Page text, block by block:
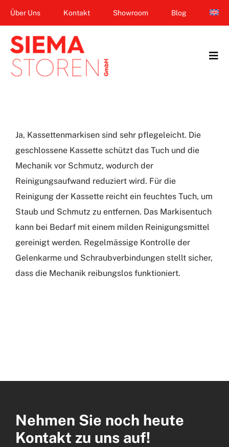
Zum
springen
Über Uns Kontakt Showroom Blog
Balkon & Loggia
Dienstleistungen
Ja, Kassettenmarkisen sind sehr pflegeleicht. Die
geschlossene Kassette schützt das Tuch und die
Mechanik vor Schmutz, wodurch der
Reinigungsaufwand reduziert wird. Für die
Reinigung der Kassette reicht ein feuchtes Tuch, um
Staub und Schmutz zu entfernen. Das Markisentuch
kann bei Bedarf mit einem milden Reinigungsmittel
gereinigt werden. Regelmässige Kontrolle der
Gelenkarme und Schraubverbindungen stellt sicher,
dass die Mechanik reibungslos funktioniert.
Nehmen Sie noch heute
Kontakt zu uns auf!